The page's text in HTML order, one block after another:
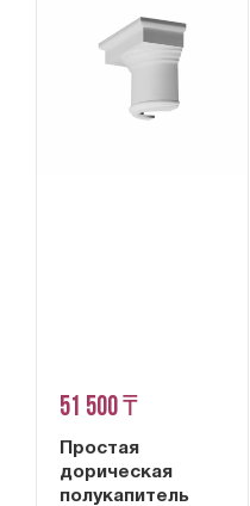
51 500 ₸
Простая
дорическая
полукапитель